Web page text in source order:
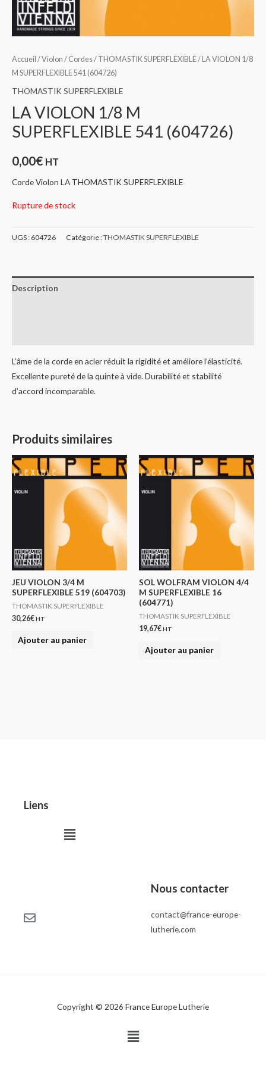
Accueil /Violon / Cordes/ THOMASTIK SUPERFLEXIBLE/ LA VIOLON 1/8
M SUPERFLEXIBLE 541 (604726)
THOMASTIK SUPERFLEXIBLE
LA VIOLON 1/8 M
SUPERFLEXIBLE 541 (604726)
0,00€ HT
Corde Violon LA THOMASTIK SUPERFLEXIBLE
Rupture de stock
UGS : 604726 Catégorie :THOMASTIK SUPERFLEXIBLE
Description
L’âme de la corde en acier réduit la rigidité et améliore l’élasticité.
Excellente pureté de la quinte à vide. Durabilité et stabilité
d’accord incomparable.
Produits similaires
JEU VIOLON 3/4 M
SUPERFLEXIBLE 519 (604703)
THOMASTIK SUPERFLEXIBLE
30,26€HT
Ajouter au panier
SOL WOLFRAM VIOLON 4/4
M SUPERFLEXIBLE 16
(604771)
THOMASTIK SUPERFLEXIBLE
19,67€HT
Ajouter au panier
Liens
Menu
Nous contacter
contact@france-europe-
lutherie.com
Copyright © 2026 France Europe Lutherie
Menu